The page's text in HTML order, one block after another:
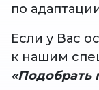
по
Если у Вас
к нашим
«Подобрать